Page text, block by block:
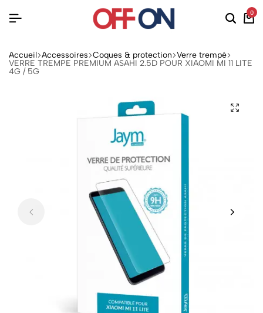
0
Accueil Accessoires Coques & protection Verre trempé
VERRE TREMPE PREMIUM ASAHI 2.5D POUR XIAOMI MI 11 LITE
4G / 5G